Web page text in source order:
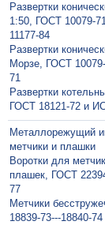
Развертки
1:50, ГОСТ 10079-
11177-84
Развертки
Морзе, ГОСТ
71
Развертки
ГОСТ 18121-72 и
Металлорежущий
метчики и плашки
Воротки для
плашек, ГОСТ
77
Метчики
18839-73---18840-74